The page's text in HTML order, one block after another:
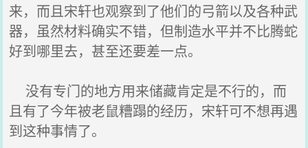
来，而且宋轩也观察到了他们的弓箭以及各种武
器，虽然材料确实不错，但制造水平并不比腾蛇
好到哪里去，甚至还要差一点。
没有专门的地方用来储藏肯定是不行的，而
且有了今年被老鼠糟蹋的经历，宋轩可不想再遇
到这种事情了。